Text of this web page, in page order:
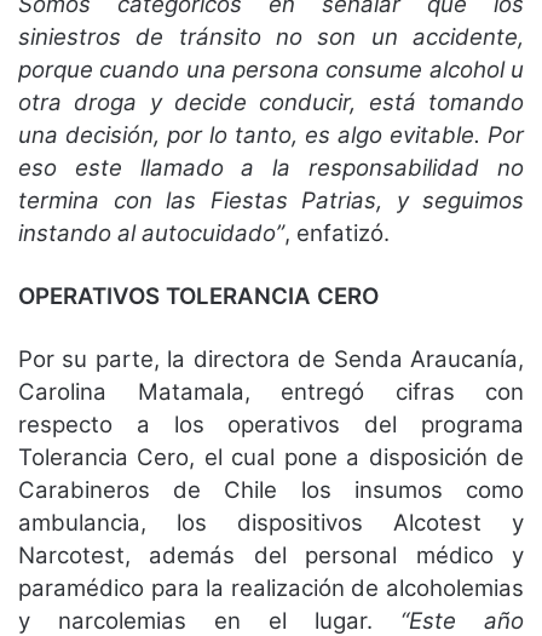
siniestros de tránsito no son un accidente,
porque cuando una persona consume alcohol u
otra droga y decide conducir, está tomando
una decisión, por lo tanto, es algo evitable. Por
eso este llamado a la responsabilidad no
termina con las Fiestas Patrias, y seguimos
instando al autocuidado”, enfatizó.
OPERATIVOS TOLERANCIA CERO
Por su parte, la directora de Senda Araucanía,
Carolina Matamala, entregó cifras con
respecto a los operativos del programa
Tolerancia Cero, el cual pone a disposición de
Carabineros de Chile los insumos como
ambulancia, los dispositivos Alcotest y
Narcotest, además del personal médico y
paramédico para la realización de alcoholemias
y narcolemias en el lugar. “Este año